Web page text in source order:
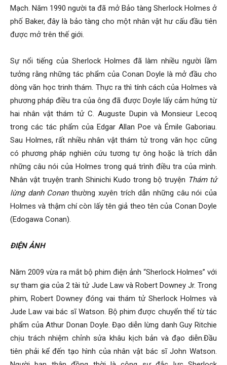
Mạch. Năm 1990 người ta đã mở Bảo tàng Sherlock Holmes ở
phố Baker, đây là bảo tàng cho một nhân vật hư cấu đầu tiên
được mở trên thế giới.
Sự nổi tiếng của Sherlock Holmes đã làm nhiều người lầm
tưởng rằng những tác phẩm của Conan Doyle là mở đầu cho
dòng văn học trinh thám. Thực ra thì tính cách của Holmes và
phương pháp điều tra của ông đã được Doyle lấy cảm hứng từ
hai nhân vật thám tử C. Auguste Dupin và Monsieur Lecoq
trong các tác phẩm của Edgar Allan Poe và Émile Gaboriau.
Sau Holmes, rất nhiều nhân vật thám tử trong văn học cũng
có phương pháp nghiên cứu tương tự ông hoặc là trích dẫn
những câu nói của Holmes trong quá trình điều tra của mình.
Nhân vật truyện tranh Shinichi Kudo trong bộ truyện Thám tử
lừng danh Conanthường xuyên trích dẫn những câu nói của
Holmes và thậm chí còn lấy tên giả theo tên của Conan Doyle
(Edogawa Conan).
ĐIỆN ẢNH
Năm 2009 vừa ra mắt bộ phim điện ảnh “Sherlock Holmes” với
sự tham gia của 2 tài tử Jude Law và Robert Downey Jr. Trong
phim, Robert Downey đóng vai thám tử Sherlock Holmes và
Jude Law vai bác sĩ Watson. Bộ phim được chuyển thể từ tác
phẩm của Athur Donan Doyle. Đạo diễn lừng danh Guy Ritchie
chịu trách nhiệm chỉnh sửa khâu kịch bản và đạo diễn.Đầu
tiên phải kể đến tạo hình của nhân vật bác sĩ John Watson.